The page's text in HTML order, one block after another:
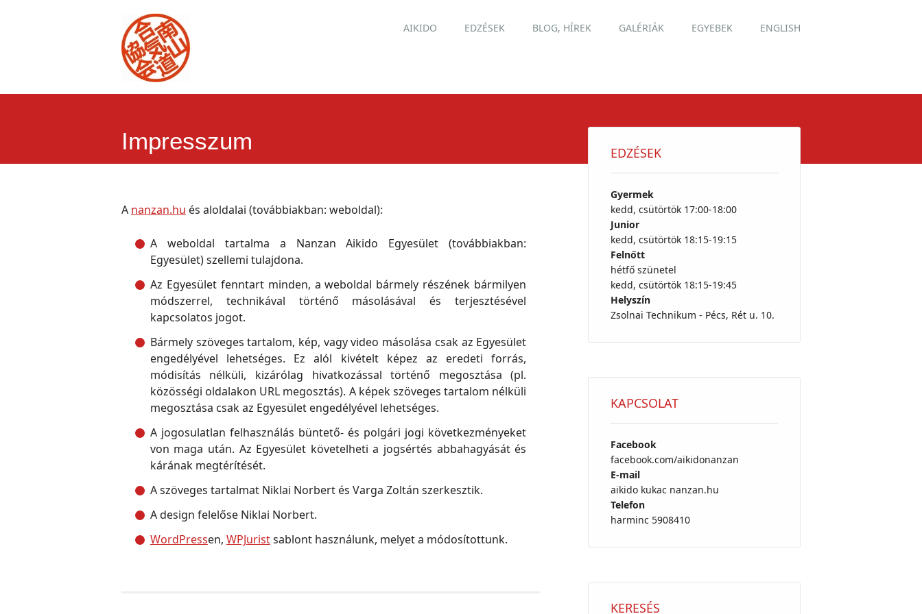
Main menu
AIKIDO EDZÉSEK BLOG, HÍREK GALÉRIÁK EGYEBEK ENGLISH
Impresszum
A nanzan.hu és aloldalai (továbbiakban: weboldal):
A weboldal tartalma a Nanzan Aikido Egyesület (továbbiakban:
Egyesület) szellemi tulajdona.
Az Egyesület fenntart minden, a weboldal bármely részének bármilyen
módszerrel, technikával történő másolásával és terjesztésével
kapcsolatos jogot.
Bármely szöveges tartalom, kép, vagy video másolása csak az Egyesület
engedélyével lehetséges. Ez alól kivételt képez az eredeti forrás,
módisítás nélküli, kizárólag hivatkozással történő megosztása (pl.
közösségi oldalakon URL megosztás). A képek szöveges tartalom nélküli
megosztása csak az Egyesület engedélyével lehetséges.
A jogosulatlan felhasználás büntető- és polgári jogi következményeket
von maga után. Az Egyesület követelheti a jogsértés abbahagyását és
kárának megtérítését.
A szöveges tartalmat Niklai Norbert és Varga Zoltán szerkesztik.
A design felelőse Niklai Norbert.
WordPressen, WPJuristsablont használunk, melyet a módosítottunk.
EDZÉSEK
Gyermek
kedd, csütörtök 17:00-18:00
Junior
kedd, csütörtök 18:15-19:15
Felnőtt
hétfő szünetel
kedd, csütörtök 18:15-19:45
Helyszín
Zsolnai Technikum - Pécs, Rét u. 10.
KAPCSOLAT
Facebook
facebook.com/aikidonanzan
E-mail
aikido kukac nanzan.hu
Telefon
harminc 5908410
KERESÉS